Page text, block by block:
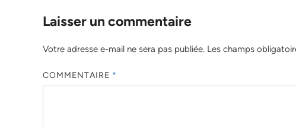
Laisser un commentaire
Votre adresse e-mail ne sera pas publiée. Les champs
COMMENTAIRE *